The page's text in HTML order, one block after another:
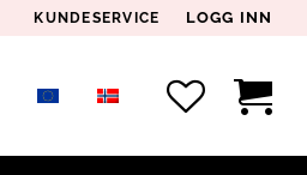
KUNDESERVICE LOGG INN